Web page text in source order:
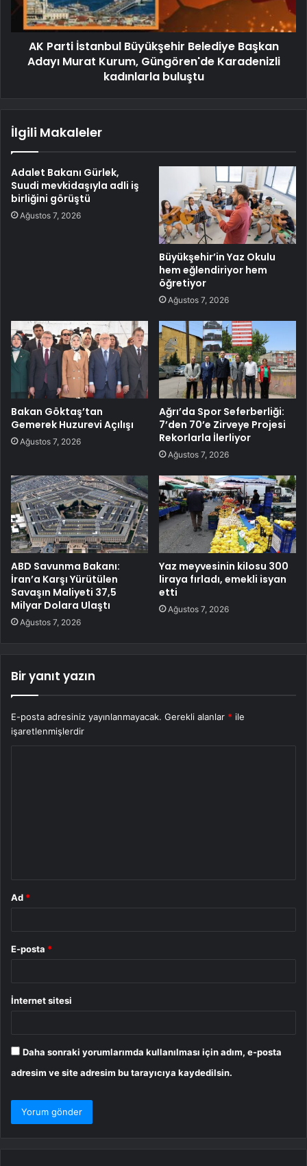
AK Parti İstanbul Büyükşehir Belediye Başkan
Adayı Murat Kurum, Güngören'de Karadenizli
kadınlarla buluştu
İlgili Makaleler
Adalet Bakanı Gürlek,
Suudi mevkidaşıyla adli iş
birliğini görüştü
Ağustos 7, 2026
Büyükşehir’in Yaz Okulu
hem eğlendiriyor hem
öğretiyor
Ağustos 7, 2026
Bakan Göktaş’tan
Gemerek Huzurevi Açılışı
Ağustos 7, 2026
Ağrı’da Spor Seferberliği:
7’den 70’e Zirveye Projesi
Rekorlarla İlerliyor
Ağustos 7, 2026
ABD Savunma Bakanı:
İran’a Karşı Yürütülen
Savaşın Maliyeti 37,5
Milyar Dolara Ulaştı
Ağustos 7, 2026
Yaz meyvesinin kilosu 300
liraya fırladı, emekli isyan
etti
Ağustos 7, 2026
Bir yanıt yazın
E-posta adresiniz yayınlanmayacak. Gerekli alanlar * ile
işaretlenmişlerdir
Ad *
E-posta *
İnternet sitesi
Daha sonraki yorumlarımda kullanılması için adım, e-posta
adresim ve site adresim bu tarayıcıya kaydedilsin.